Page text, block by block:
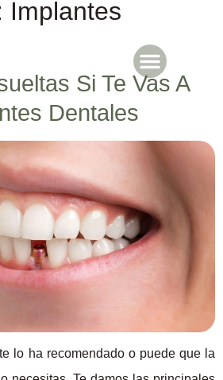
Implantes
Si Te Vas A
Dentales
lo ha recomendado o puede que la